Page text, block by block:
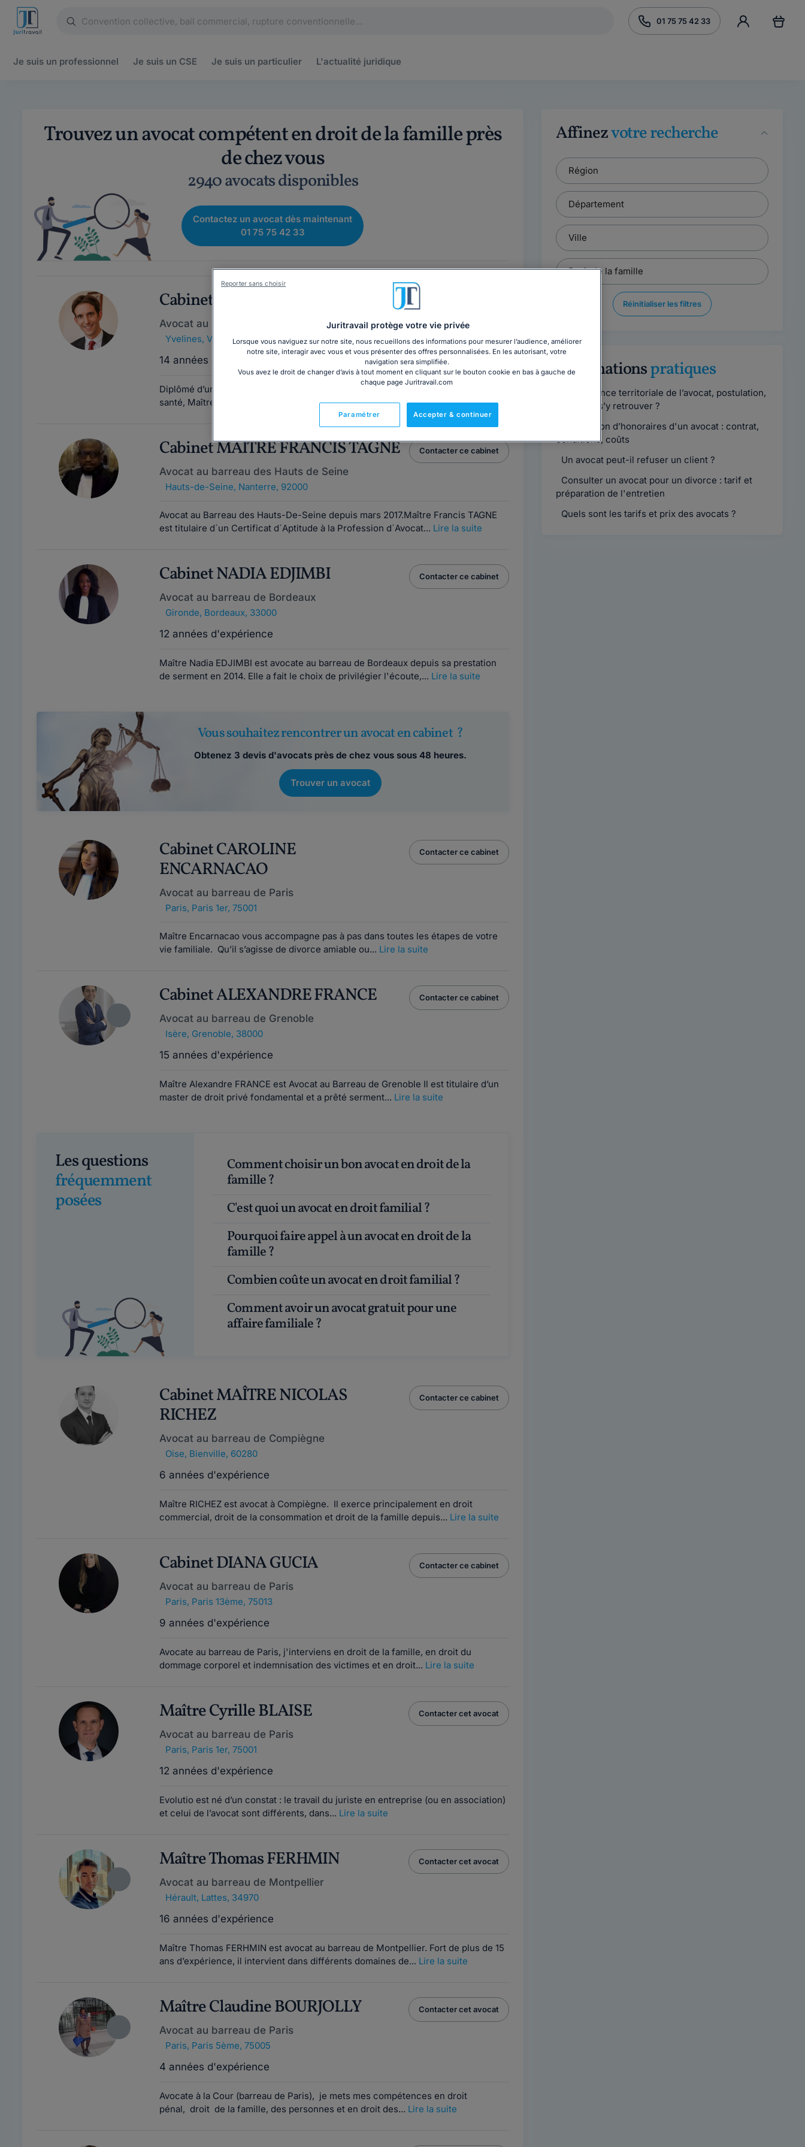
01 75 75 42 33
Je suis un professionnel Je suis un CSE Je suis un particulier L'actualité juridique
Trouvez un avocat compétent en droit de la famille près
de chez vous
2940 avocats disponibles
Contactez un avocat dès maintenant
01 75 75 42 33
Cabinet MAÎTRE DELETRE
Avocat au barreau de Versailles
Yvelines, Versailles, 78000
14 années d'expérience
Diplômé d’un Master de droit privé et d'un Master II de droit privé et public de la
santé, Maître DELETRE a été assistant de justice à...Lire la suite
Cabinet MAÎTRE FRANCIS TAGNE
Avocat au barreau des Hauts de Seine
Hauts-de-Seine, Nanterre, 92000
Contacter ce cabinet
Avocat au Barreau des Hauts-De-Seine depuis mars 2017.Maître Francis TAGNE
est titulaire d´un Certificat d´Aptitude à la Profession d´Avocat... Lire la suite
Cabinet NADIA EDJIMBI
Avocat au barreau de Bordeaux
Gironde, Bordeaux, 33000
12 années d'expérience
Contacter ce cabinet
Maître Nadia EDJIMBI est avocate au barreau de Bordeaux depuis sa prestation
de serment en 2014. Elle a fait le choix de privilégier l'écoute,... Lire la suite
Vous souhaitez rencontrer un avocat en cabinet ?
Obtenez 3 devis d'avocats près de chez vous sous 48 heures.
Trouver un avocat
Cabinet CAROLINE
ENCARNACAO
Avocat au barreau de Paris
Paris, Paris 1er, 75001
Contacter ce cabinet
Maître Encarnacao vous accompagne pas à pas dans toutes les étapes de votre
vie familiale. Qu’il s’agisse de divorce amiable ou... Lire la suite
Cabinet ALEXANDRE FRANCE
Avocat au barreau de Grenoble
Isère, Grenoble, 38000
15 années d'expérience
Contacter ce cabinet
Maître Alexandre FRANCE est Avocat au Barreau de Grenoble Il est titulaire d’un
master de droit privé fondamental et a prêté serment... Lire la suite
Les questions
fréquemment
posées
Comment choisir un bon avocat en droit de la
famille ?
C'est quoi un avocat en droit familial ?
Pourquoi faire appel à un avocat en droit de la
famille ?
Combien coûte un avocat en droit familial ?
Comment avoir un avocat gratuit pour une
affaire familiale ?
Cabinet MAÎTRE NICOLAS
RICHEZ
Avocat au barreau de Compiègne
Oise, Bienville, 60280
6 années d'expérience
Contacter ce cabinet
Maître RICHEZ est avocat à Compiègne. Il exerce principalement en droit
commercial, droit de la consommation et droit de la famille depuis... Lire la suite
Cabinet DIANA GUCIA
Avocat au barreau de Paris
Paris, Paris 13ème, 75013
9 années d'expérience
Contacter ce cabinet
Avocate au barreau de Paris, j'interviens en droit de la famille, en droit du
dommage corporel et indemnisation des victimes et en droit... Lire la suite
Maître Cyrille BLAISE
Avocat au barreau de Paris
Paris, Paris 1er, 75001
12 années d'expérience
Contacter cet avocat
Evolutio est né d’un constat : le travail du juriste en entreprise (ou en association)
et celui de l’avocat sont différents, dans... Lire la suite
Maître Thomas FERHMIN
Avocat au barreau de Montpellier
Hérault, Lattes, 34970
16 années d'expérience
Contacter cet avocat
Maître Thomas FERHMIN est avocat au barreau de Montpellier. Fort de plus de 15
ans d’expérience, il intervient dans différents domaines de... Lire la suite
Maître Claudine BOURJOLLY
Avocat au barreau de Paris
Paris, Paris 5ème, 75005
4 années d'expérience
Contacter cet avocat
Avocate à la Cour (barreau de Paris), je mets mes compétences en droit
pénal, droit de la famille, des personnes et en droit des... Lire la suite
Affinezvotre recherche
Réinitialiser les filtres
Informationspratiques
Compétence territoriale de l’avocat, postulation,
comment s’y retrouver ?
Convention d’honoraires d'un avocat : contrat,
conditions, coûts
Un avocat peut-il refuser un client ?
Consulter un avocat pour un divorce : tarif et
préparation de l'entretien
Quels sont les tarifs et prix des avocats ?
Juritravail protège votre vie privée
Lorsque vous naviguez sur notre site, nous recueillons des informations pour mesurer l’audience, améliorer
notre site, interagir avec vous et vous présenter des offres personnalisées. En les autorisant, votre
navigation sera simplifiée.
Vous avez le droit de changer d’avis à tout moment en cliquant sur le bouton cookie en bas à gauche de
chaque page Juritravail.com
Accepter & continuer
Paramétrer
Reporter sans choisir